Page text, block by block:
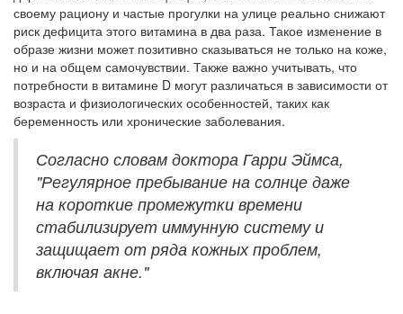
своему рациону и частые прогулки на улице реально снижают
риск дефицита этого витамина в два раза. Такое изменение в
образе жизни может позитивно сказываться не только на коже,
но и на общем самочувствии. Также важно учитывать, что
потребности в витамине D могут различаться в зависимости от
возраста и физиологических особенностей, таких как
беременность или хронические заболевания.
Согласно словам доктора Гарри Эймса,
"Регулярное пребывание на солнце даже
на короткие промежутки времени
стабилизирует иммунную систему и
защищает от ряда кожных проблем,
включая акне."